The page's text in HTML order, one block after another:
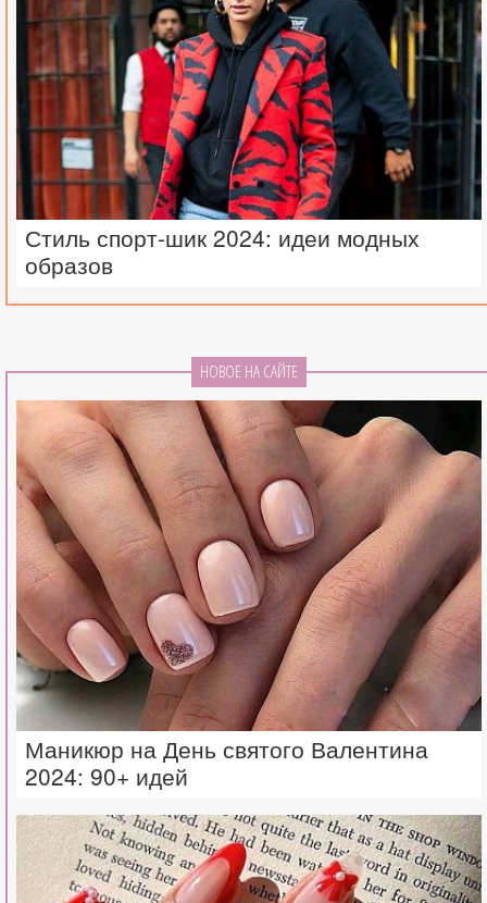
Стиль спорт-шик 2024: идеи модных
образов
НОВОЕ НА САЙТЕ
Маникюр на День святого Валентина
2024: 90+ идей